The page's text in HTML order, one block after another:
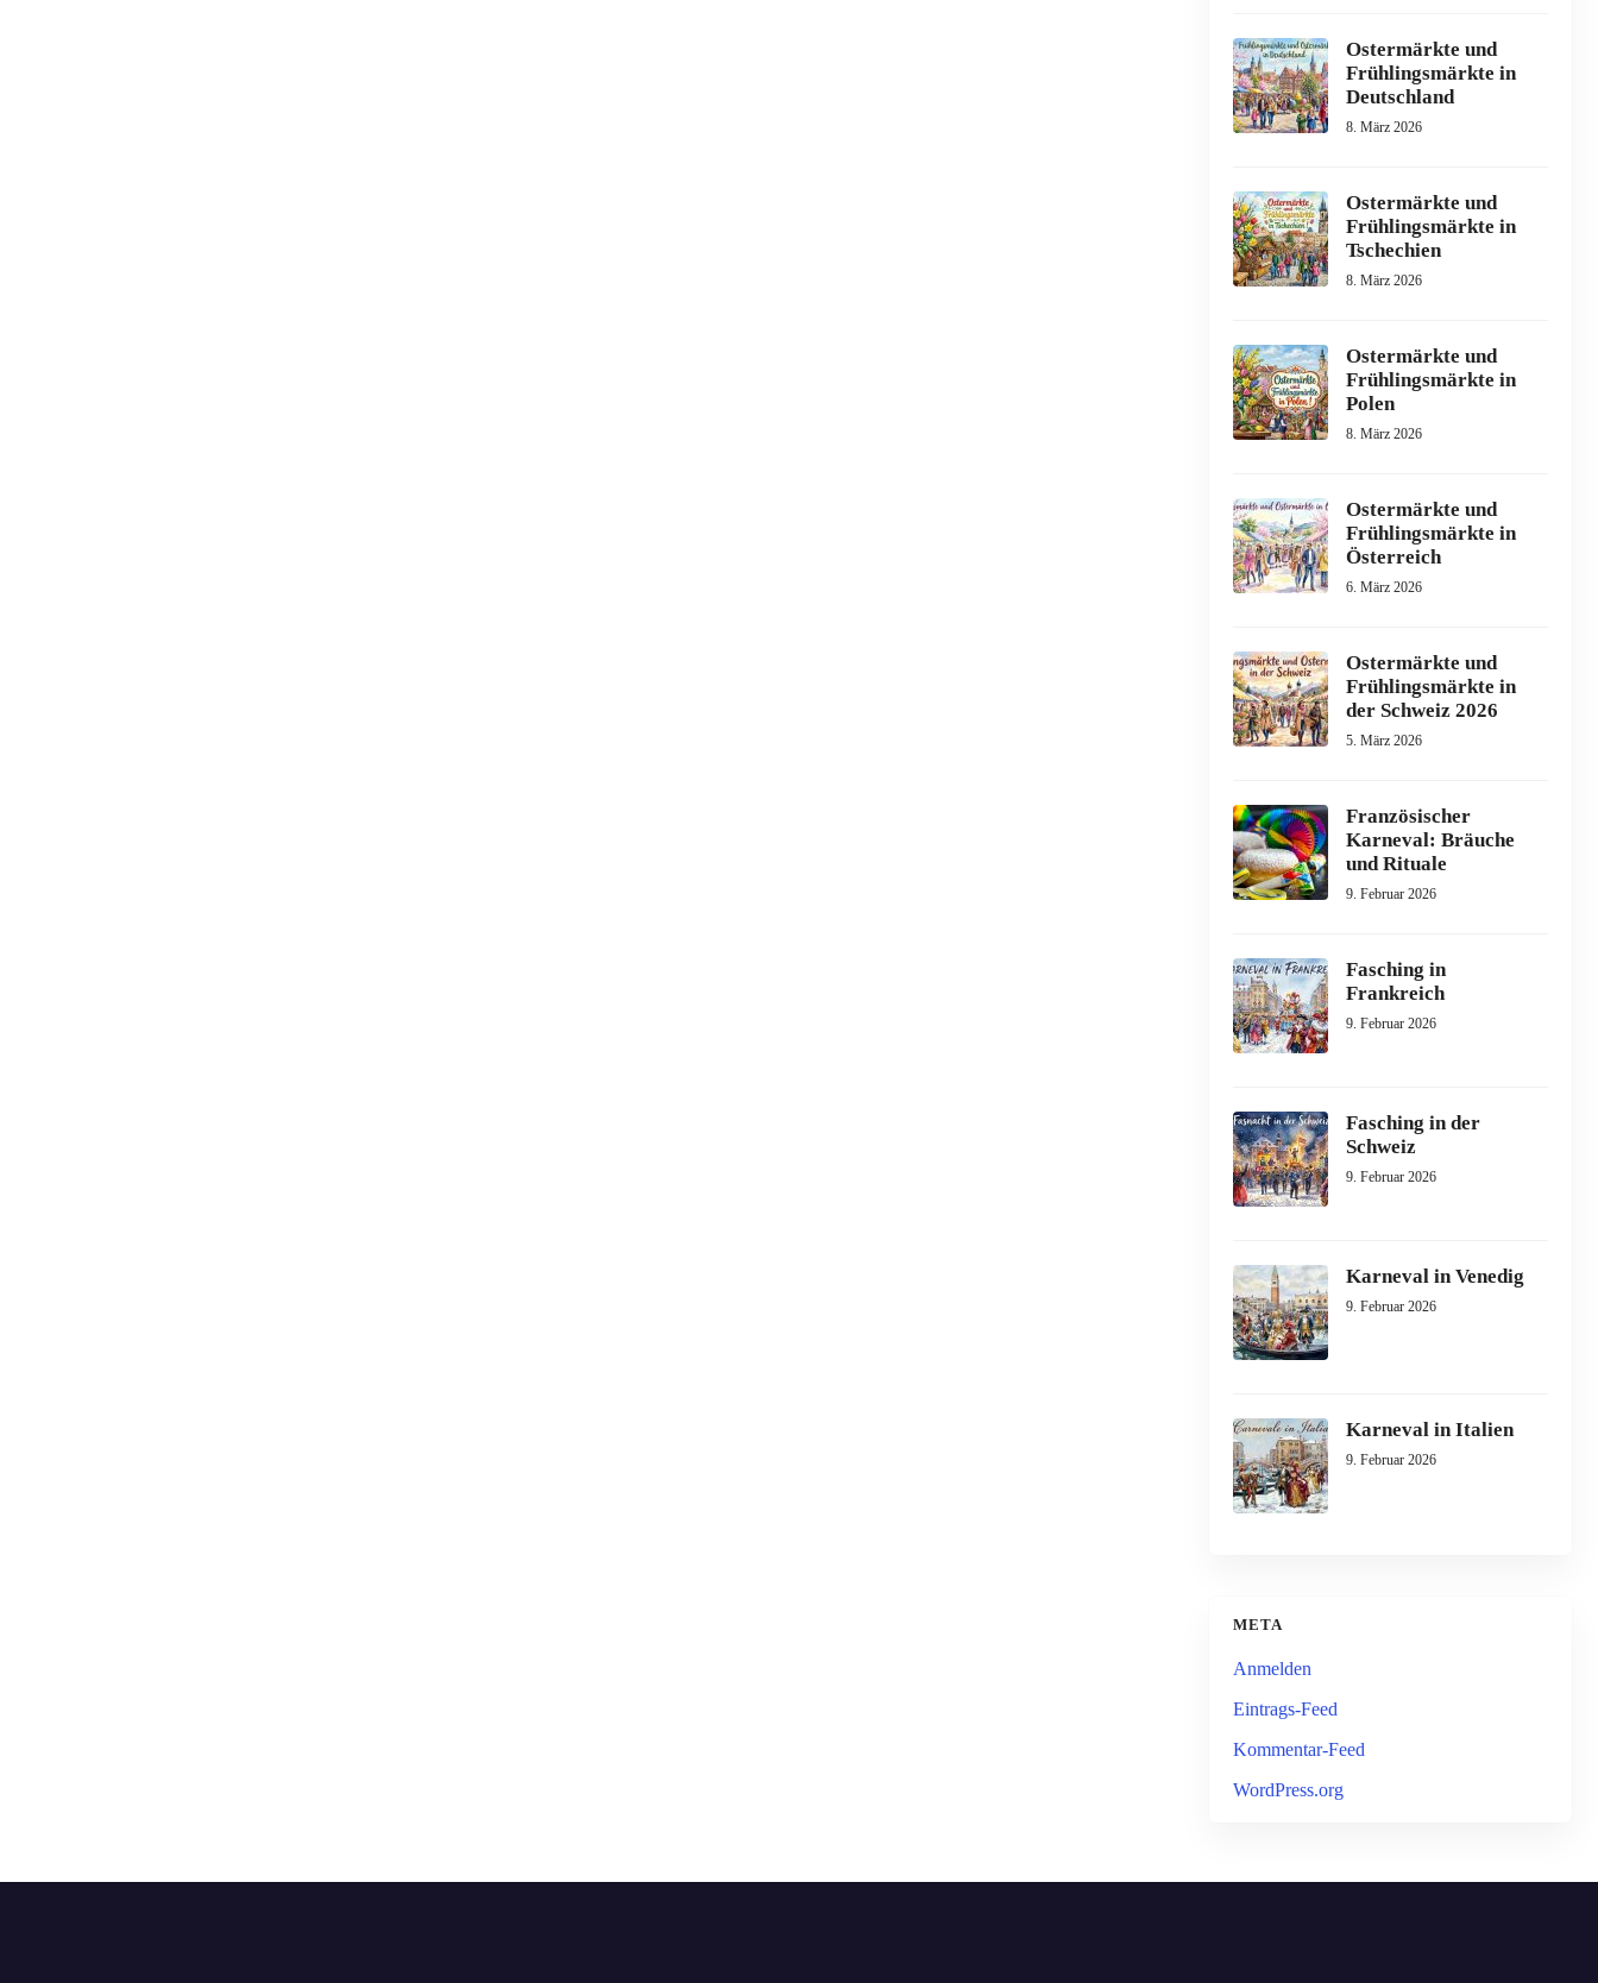
Ostermärkte und
Frühlingsmärkte in
Deutschland
8. März 2026
Ostermärkte und
Frühlingsmärkte in
Tschechien
8. März 2026
Ostermärkte und
Frühlingsmärkte in
Polen
8. März 2026
Ostermärkte und
Frühlingsmärkte in
Österreich
6. März 2026
Ostermärkte und
Frühlingsmärkte in
der Schweiz 2026
5. März 2026
Französischer
Karneval: Bräuche
und Rituale
9. Februar 2026
Fasching in
Frankreich
9. Februar 2026
Fasching in der
Schweiz
9. Februar 2026
Karneval in Venedig
9. Februar 2026
Karneval in Italien
9. Februar 2026
META
Anmelden
Eintrags-Feed
Kommentar-Feed
WordPress.org